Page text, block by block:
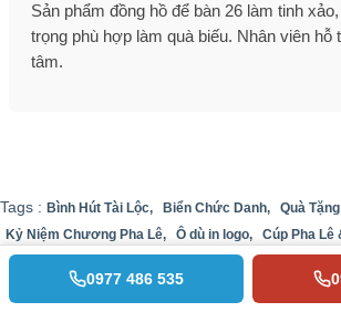
Sản phẩm đồng hồ để bàn 26 làm tinh
trọng phù hợp làm quà biếu. Nhân viên hỗ
tâm.
Tags : Bình Hút Tài Lộc, Biển Chức Danh,
Quà
Kỷ Niệm Chương Pha Lê,
Ô dù in logo,
Cúp Pha Lê
Áo Mưa in logo,
Quà Kỷ Niệm
Lọ Hoa Pha Lê,
Bộ cốc thủy tinh,
Bộ Pha Lê Để Bàn,
0977 486 535